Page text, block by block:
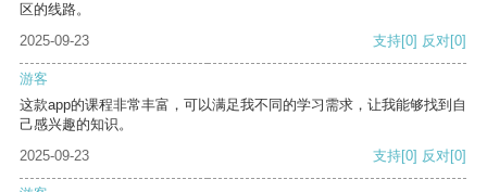
区的线路。
2025-09-23
支持[0] 反对[0]
游客
这款app的课程非常丰富，可以满足我不同的学习需求，让我能够找到自
己感兴趣的知识。
2025-09-23
支持[0] 反对[0]